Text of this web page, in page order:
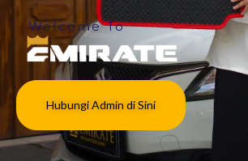
Welcome To
Hubungi Admin di Sini